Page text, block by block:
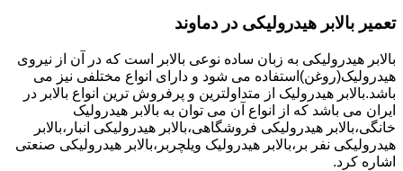
تعمیر بالابر هیدرولیکی در دماوند
بالابر هیدرولیکی به زبان ساده نوعی بالابر است که در آن از نیروی
هیدرولیک(روغن)استفاده می شود و دارای انواع مختلفی نیز می
باشد.بالابر هیدرولیک از متداولترین و پرفروش ترین انواع بالابر در
ایران می باشد که از انواع آن می توان به بالابر هیدرولیک
خانگی،بالابر هیدرولیکی فروشگاهی،بالابر هیدرولیکی انبار،بالابر
هیدرولیکی نفر بر،بالابر هیدرولیک ویلچربر،بالابر هیدرولیکی صنعتی
اشاره کرد.